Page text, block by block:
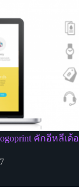
คักอีหลีเด้อ